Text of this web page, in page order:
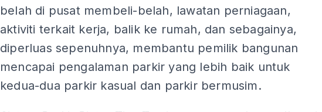
belah di pusat membeli-belah, lawatan perniagaan,
aktiviti terkait kerja, balik ke rumah, dan sebagainya,
diperluas sepenuhnya, membantu pemilik bangunan
mencapai pengalaman parkir yang lebih baik untuk
kedua-dua parkir kasual dan parkir bermusim.